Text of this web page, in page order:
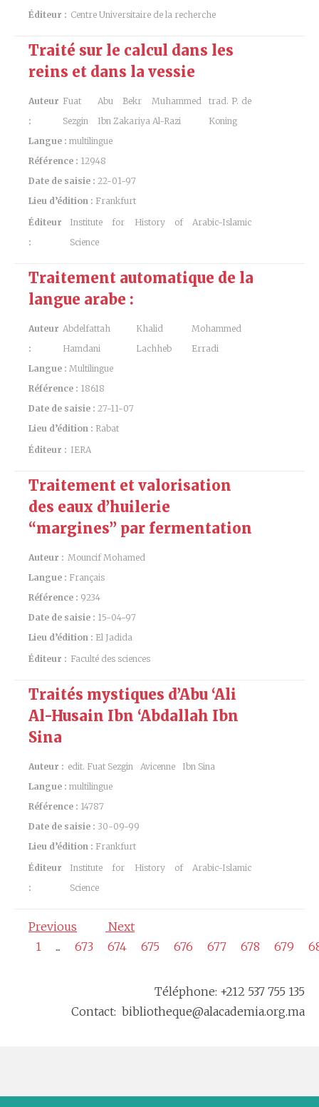
Éditeur : Centre Universitaire de la recherche
Traité sur le calcul dans les
reins et dans la vessie
Auteur
:
Fuat
Sezgin
Abu Bekr Muhammed
Ibn Zakariya Al-Razi
trad. P. de
Koning
Langue : multilingue
Référence : 12948
Date de saisie : 22-01-97
Lieu d’édition : Frankfurt
Éditeur
:
Institute for History of Arabic-Islamic
Science
Traitement automatique de la
langue arabe :
Auteur
:
Abdelfattah
Hamdani
Khalid
Lachheb
Mohammed
Erradi
Langue : Multilingue
Référence : 18618
Date de saisie : 27-11-07
Lieu d’édition : Rabat
Éditeur : IERA
Traitement et valorisation
des eaux d’huilerie
“margines” par fermentation
Auteur : Mouncif Mohamed
Langue : Français
Référence : 9234
Date de saisie : 15-04-97
Lieu d’édition : El Jadida
Éditeur : Faculté des sciences
Traités mystiques d’Abu ‘Ali
Al-Husain Ibn ‘Abdallah Ibn
Sina
Auteur : edit. Fuat Sezgin Avicenne
Ibn Sina
Langue : multilingue
Référence : 14787
Date de saisie : 30-09-99
Lieu d’édition : Frankfurt
Éditeur
:
Institute for History of Arabic-Islamic
Science
Previous
Next
1
... 673 674 675 676 677 678 679
Téléphone: +212 537 755 135
Contact: bibliotheque@alacademia.org.ma